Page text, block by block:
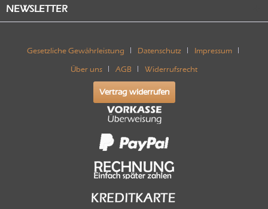
NEWSLETTER
Gesetzliche Gewährleistung Datenschutz Impressum
Über uns AGB Widerrufsrecht
Vertrag widerrufen